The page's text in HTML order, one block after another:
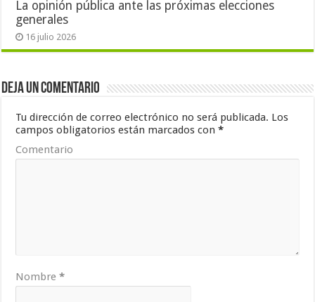
La opinión pública ante las próximas elecciones
generales
16 julio 2026
Deja un comentario
Tu dirección de correo electrónico no será publicada. Los
campos obligatorios están marcados con*
Comentario
Nombre*